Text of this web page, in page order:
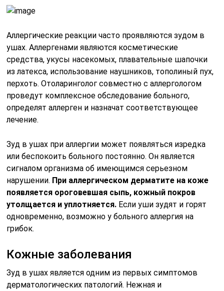
Аллергические реакции часто проявляются зудом в
ушах. Аллергенами являются косметические
средства, укусы насекомых, плавательные шапочки
из латекса, использование наушников, тополиный пух,
перхоть. Отоларинголог совместно с аллергологом
проведут комплексное обследование больного,
определят аллерген и назначат соответствующее
лечение.
Зуд в ушах при аллергии может появляться изредка
или беспокоить больного постоянно. Он является
сигналом организма об имеющимся серьезном
нарушении. При аллергическом дерматите на коже
появляется ороговевшая сыпь, кожный покров
утолщается и уплотняется. Если уши зудят и горят
одновременно, возможно у больного аллергия на
грибок.
Кожные заболевания
Зуд в ушах является одним из первых симптомов
дерматологических патологий. Нежная и